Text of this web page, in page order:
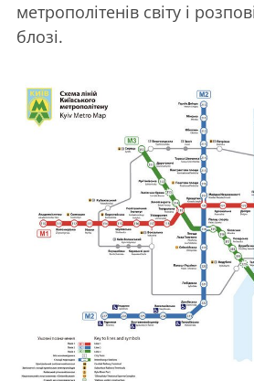
метрополітенів світу і
блозі.